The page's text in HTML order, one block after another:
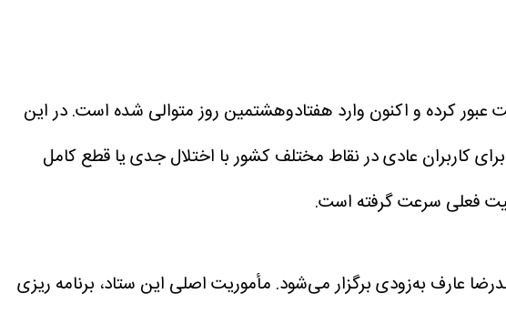
در این
کاربران عادی در نقاط مختلف کشور با اختلال جدی یا قطع کامل
فعلی سرعت گرفته است.
به‌زودی برگزار می‌شود. مأموریت اصلی این ستاد، برنامه ریزی